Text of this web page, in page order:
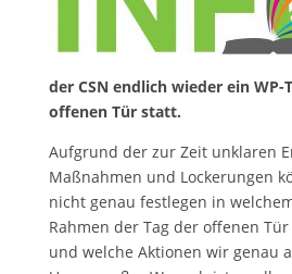
der CSN endlich wieder ein WP-
offenen Tür statt.
Aufgrund der zur Zeit unklaren
Maßnahmen und Lockerungen
nicht genau festlegen in
Rahmen der Tag der offenen
und welche Aktionen wir genau